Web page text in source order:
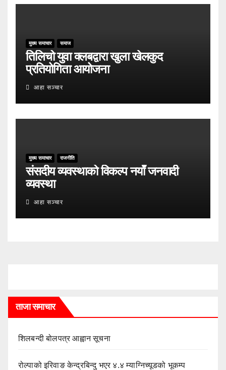
मुख्य समाचार समाज
तिलिचो युवा क्लबद्वारा खुला खेलकुद
प्रतियोगिता आयोजना
आहा सञ्चार
मुख्य समाचार राजनीति
संसदीय व्यवस्थाको विकल्प नयाँ जनवादी
व्यवस्था
आहा सञ्चार
ताजा समाचार
शिलबन्दी बोलपत्र आह्वान सूचना
रोल्पाको इरिवाङ केन्द्रबिन्दु भएर ४.४ म्याग्निच्यूडको भूकम्प